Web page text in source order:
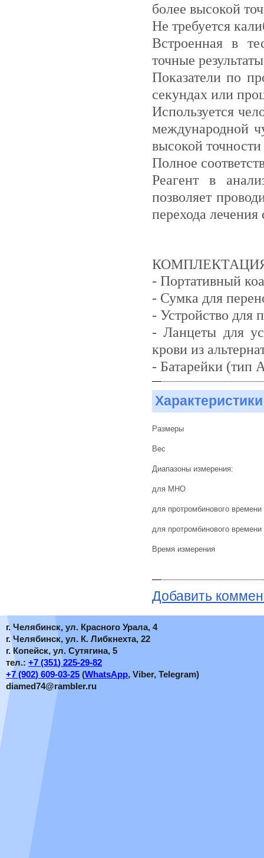
более высокой
Не требуется
Встроенная в
точные результаты
Показатели по
секундах или
Используется
международной
высокой
Полное
Реагент в
позволяет
перехода
- Портативный
- Сумка для
- Устройство для
- Ланцеты для
крови из
- Батарейки (тип
Характеристики
Размеры
Вес
Диапазоны измерения:
для МНО
для протромбинового времени
для протромбинового
Время измерения
Добавить
г. Челябинск, ул. Красного Урала, 4
г. Челябинск, ул. К. Либкнехта, 22
г. Копейск, ул. Сутягина, 5
тел.: +7 (351) 225-29-82
+7 (902) 609-03-25 (WhatsApp, Viber, Telegram)
diamed74@rambler.ru